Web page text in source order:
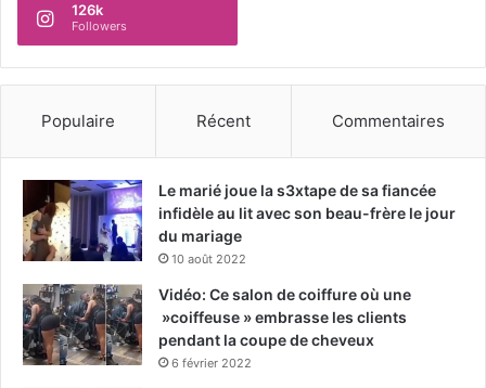
126k
Followers
Populaire Récent Commentaires
Le marié joue la s3xtape de sa fiancée
infidèle au lit avec son beau-frère le jour
du mariage
10 août 2022
Vidéo: Ce salon de coiffure où une
»coiffeuse » embrasse les clients
pendant la coupe de cheveux
6 février 2022